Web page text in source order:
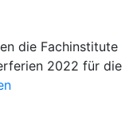
die Fachinstitute
2022 für die